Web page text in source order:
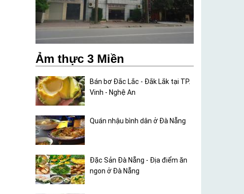
Ảm thực 3 Miền
Bán bơ Đắc Lắc - Đắk Lắk tại TP.
Vinh - Nghệ An
Quán nhậu bình dân ở Đà Nẵng
Đặc Sản Đà Nẵng - Địa điểm ăn
ngon ở Đà Nẵng